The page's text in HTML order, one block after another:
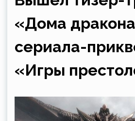
«Дома
сериала-
«Игры